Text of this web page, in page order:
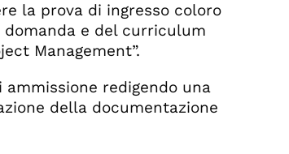
la prova di ingresso coloro
e del curriculum
Management”.
redigendo una
della documentazione